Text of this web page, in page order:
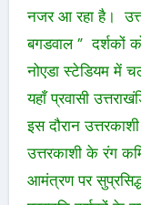
नजर आ रहा है।
बगडवाल ” दर्शकों
नोएडा स्टेडियम में
यहाँ प्रवासी
इस दौरान
उत्तरकाशी के रंग
आमंत्रण पर